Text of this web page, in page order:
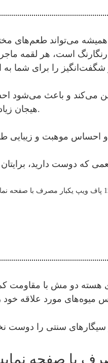
است، هر لقمه
هیجان زیادی داشته باشید.